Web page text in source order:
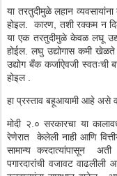
या तरतुदीमुळे लहान
होइल. कारण, तशी रक्कम न
या एक तरतुदीमुळे केवळ लघू
होईल. लघु उद्योगास कमी
उद्योग बँक कर्जाऐवजी
होइल .
हा प्रस्ताव बहूआयामी आहे असे
मोदी २.० सरकारचा या
रेणेरात केलेली नाही आणि
सामान्य करदात्यांपासून
पगारदारांची वजावट